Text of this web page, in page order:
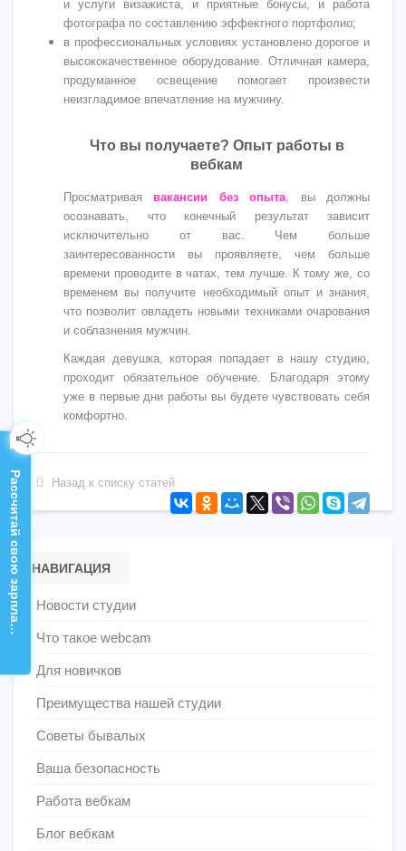
и услуги визажиста, и приятные бонусы, и работа
фотографа по составлению эффектного портфолио;
в профессиональных условиях установлено дорогое и
высококачественное оборудование. Отличная камера,
продуманное освещение помогает произвести
неизгладимое впечатление на мужчину.
Что вы получаете? Опыт работы в
вебкам
Просматривая вакансии без опыта, вы должны
осознавать, что конечный результат зависит
исключительно от вас. Чем больше
заинтересованности вы проявляете, чем больше
времени проводите в чатах, тем лучше. К тому же, со
временем вы получите необходимый опыт и знания,
что позволит овладеть новыми техниками очарования
и соблазнения мужчин.
Каждая девушка, которая попадает в нашу студию,
проходит обязательное обучение. Благодаря этому
уже в первые дни работы вы будете чувствовать себя
комфортно.
Назад к списку статей
НАВИГАЦИЯ
Новости студии
Что такое webcam
Для новичков
Преимущества нашей студии
Советы бывалых
Ваша безопасность
Работа вебкам
Блог вебкам
Рассчитай свою зарплату!